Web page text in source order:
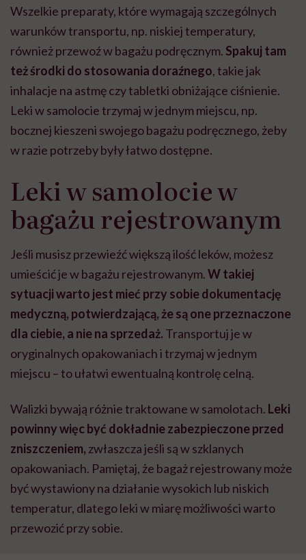
Wszelkie preparaty, które wymagają szczególnych
warunków transportu, np. niskiej temperatury,
również przewoź w bagażu podręcznym. Spakuj tam
też środki do stosowania doraźnego, takie jak
inhalacje na astmę czy tabletki obniżające ciśnienie.
Leki w samolocie trzymaj w jednym miejscu, np.
bocznej kieszeni swojego bagażu podręcznego, żeby
w razie potrzeby były łatwo dostępne.
Leki w samolocie w
bagażu rejestrowanym
Jeśli musisz przewieźć większą ilość leków, możesz
umieścić je w bagażu rejestrowanym.W takiej
sytuacji warto jest mieć przy sobie dokumentację
medyczną, potwierdzającą, że są one przeznaczone
dla ciebie, a nie na sprzedaż. Transportuj je w
oryginalnych opakowaniach i trzymaj w jednym
miejscu – to ułatwi ewentualną kontrolę celną.
Walizki bywają różnie traktowane w samolotach. Leki
powinny więc być dokładnie zabezpieczone przed
zniszczeniem, zwłaszcza jeśli są w szklanych
opakowaniach. Pamiętaj, że bagaż rejestrowany może
być wystawiony na działanie wysokich lub niskich
temperatur, dlatego leki w miarę możliwości warto
przewozić przy sobie.